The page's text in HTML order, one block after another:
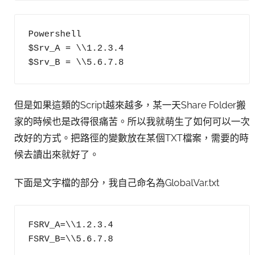
Powershell
$Srv_A = \\1.2.3.4
$Srv_B = \\5.6.7.8
但是如果這類的Script越來越多，某一天Share Folder搬
家的時候也是改得很痛苦。所以我就萌生了如何可以一次
改好的方式。把路徑的變數放在某個TXT檔案，需要的時
候去讀出來就好了。
下面是文字檔的部分，我自己命名為GlobalVar.txt
FSRV_A=\\1.2.3.4
FSRV_B=\\5.6.7.8